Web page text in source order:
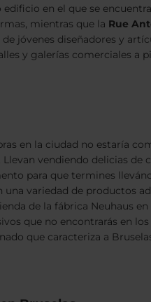
en el que se
mientras que la Rue
jóvenes diseñadores y
y galerías comerciales a
en la ciudad no estaría
Llevan vendiendo delicias de
para que termines
variedad de productos
de la fábrica Neuhaus en
que no encontrarás en
que caracteriza a